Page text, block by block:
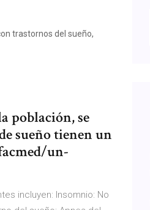
trastornos del sueño,
población, se
sueño tienen un
un-
incluyen: Insomnio: No